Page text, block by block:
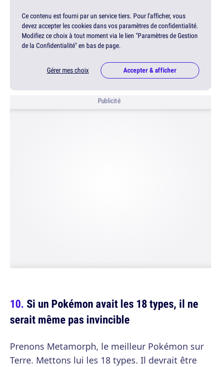
Ce contenu est fourni par un service tiers. Pour l'afficher, vous
devez accepter les cookies dans vos paramètres de confidentialité.
Modifiez ce choix à tout moment via le lien "Paramètres de Gestion
de la Confidentialité" en bas de page.
Gérer mes choix Accepter & afficher
Publicité
Si un Pokémon avait les 18 types, il ne
serait même pas invincible
Prenons Metamorph, le meilleur Pokémon sur
Terre. Mettons lui les 18 types. Il devrait être